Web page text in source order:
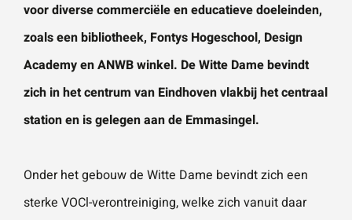
VERSTU
UR JE
voor diverse commerciële en educatieve doeleinden,
zoals een bibliotheek, Fontys Hogeschool, Design
Academy en ANWB winkel. De Witte Dame bevindt
zich in het centrum van Eindhoven vlakbij het centraal
station en is gelegen aan de Emmasingel.
Onder het gebouw de Witte Dame bevindt zich een
sterke VOCl-verontreiniging, welke zich vanuit daar